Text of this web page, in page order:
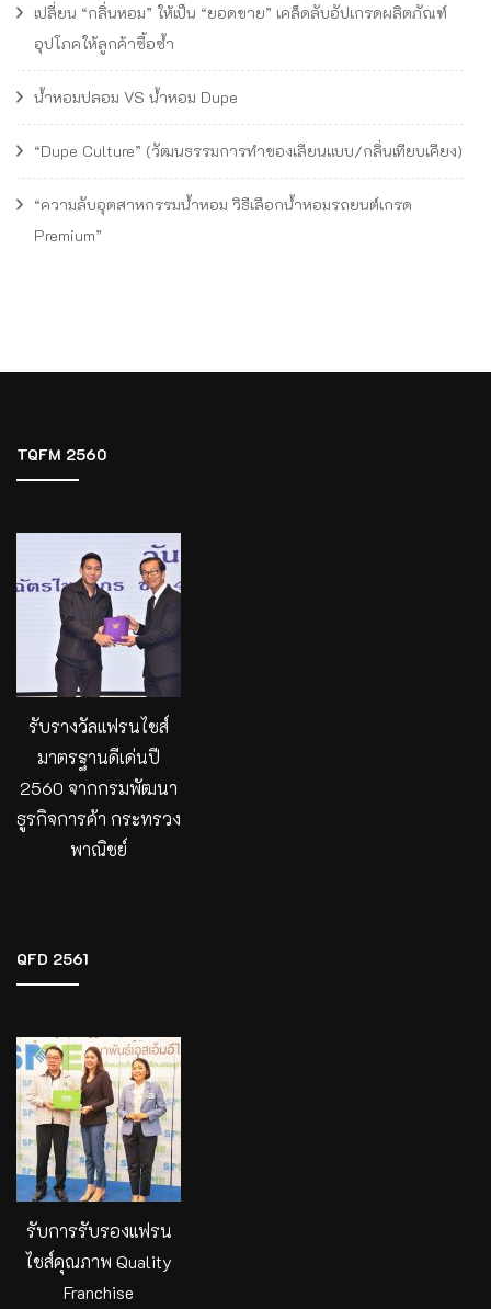
เปลี่ยน “กลิ่นหอม” ให้เป็น “ยอดขาย” เคล็ดลับอัปเกรดผลิตภัณฑ์
อุปโภคให้ลูกค้าซื้อซ้ำ
น้ำหอมปลอม VS น้ำหอม Dupe
“Dupe Culture” (วัฒนธรรมการทำของเลียนแบบ/กลิ่นเทียบเคียง)
“ความลับอุตสาหกรรมน้ำหอม วิธีเลือกน้ำหอมรถยนต์เกรด
Premium”
TQFM 2560
รับรางวัลแฟรนไชส์
มาตรฐานดีเด่นปี
2560 จากกรมพัฒนา
ธูรกิจการค้า กระทรวง
พาณิชย์
QFD 2561
รับการรับรองแฟรน
ไชส์คุณภาพ Quality
Franchise